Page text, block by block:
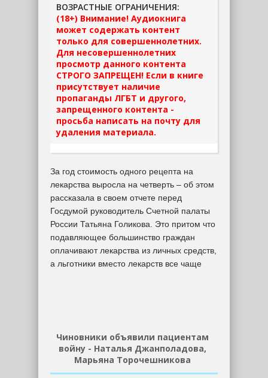
ВОЗРАСТНЫЕ ОГРАНИЧЕНИЯ:
(18+) Внимание! Аудиокнига
может содержать контент
только для совершеннолетних.
Для несовершеннолетних
просмотр данного контента
СТРОГО ЗАПРЕЩЕН! Если в книге
присутствует наличие
пропаганды ЛГБТ и другого,
запрещенного контента -
просьба написать на почту для
удаления материала.
За год стоимость одного рецепта на
лекарства выросла на четверть – об этом
рассказала в своем отчете перед
Госдумой руководитель Счетной палаты
России Татьяна Голикова. Это притом что
подавляющее большинство граждан
оплачивают лекарства из личных средств,
а льготники вместо лекарств все чаще
Чиновники объявили пациентам
войну - Наталья Джанполадова,
Марьяна Торочешникова